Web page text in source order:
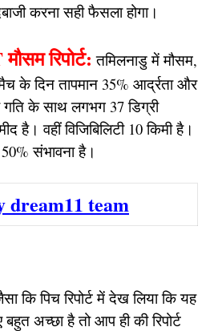
करना सही फैसला होगा।
रिपोर्ट: तमिलनाडु में मौसम,
के दिन तापमान 35% आर्द्रता और
गति के साथ लगभग 37 डिग्री
है। वहीं विजिबिलिटी 10 किमी है।
संभावना है।
dream11 team
कि पिच रिपोर्ट में देख लिया कि यह
अच्छा है तो आप ही की रिपोर्ट